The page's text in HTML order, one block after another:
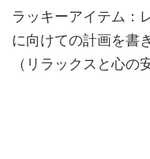
ラッキーアイテム：
に向けての計画を書
（リラックスと心の